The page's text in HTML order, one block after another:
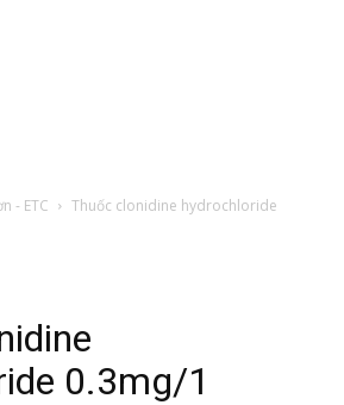
- ETC
Thuốc clonidine hydrochloride
0.3mg/1